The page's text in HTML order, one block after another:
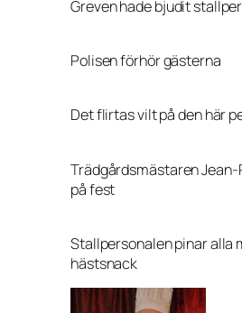
Greven hade bjudit
Polisen förhör gästerna
Det flirtas vilt på den här
Trädgårdsmästaren
på fest
Stallpersonalen pinar alla
hästsnack